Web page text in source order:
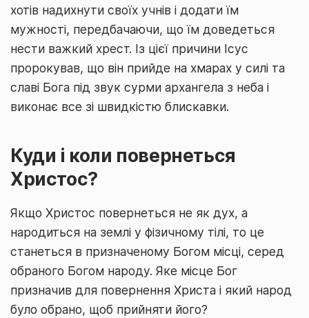
хотів надихнути своїх учнів і додати їм
мужності, передбачаючи, що їм доведеться
нести важкий хрест. Із цієї причини Ісус
пророкував, що він прийде на хмарах у силі та
славі Бога під звук сурми архангела з неба і
виконає все зі швидкістю блискавки.
Куди і коли повернеться
Христос?
Якщо Христос повернеться не як дух, а
народиться на землі у фізичному тілі, то це
станеться в призначеному Богом місці, серед
обраного Богом народу. Яке місце Бог
призначив для повернення Христа і який народ
було обрано, щоб прийняти його?